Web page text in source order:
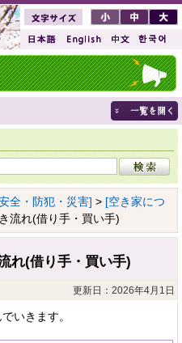
全・防犯・災害] > [空き家につ
流れ(借り手・買い手)
れ(借り手・買い手)
更新日：2026年4月1日
いきます。